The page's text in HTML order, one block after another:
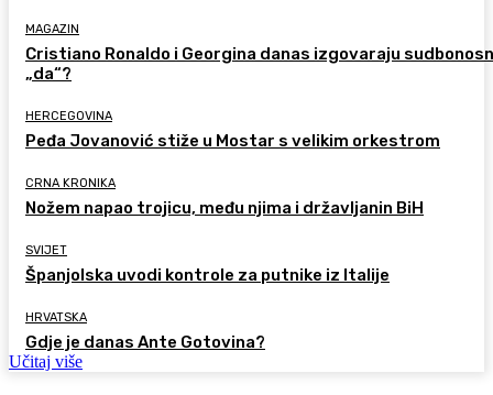
MAGAZIN
Cristiano Ronaldo i Georgina danas izgovaraju
„da“?
HERCEGOVINA
Peđa Jovanović stiže u Mostar s velikim orkestrom
CRNA KRONIKA
Nožem napao trojicu, među njima i državljanin BiH
SVIJET
Španjolska uvodi kontrole za putnike iz Italije
HRVATSKA
Gdje je danas Ante Gotovina?
Učitaj više